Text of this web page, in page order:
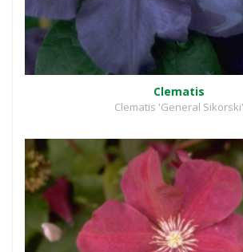
Clematis
Clematis 'General Sikorski'